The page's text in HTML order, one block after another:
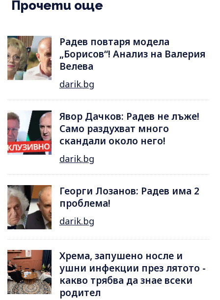
Прочети още
Радев повтаря модела
„Борисов“! Анализ на Валерия
Велева
darik.bg
Явор Дачков: Радев не лъже!
Само раздухват много
скандали около него!
darik.bg
Георги Лозанов: Радев има 2
проблема!
darik.bg
Хрема, запушено носле и
ушни инфекции през лятотo -
какво трябва да знае всеки
родител